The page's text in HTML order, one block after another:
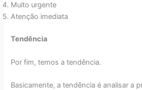
Muito urgente
Atenção imediata
Tendência
Por fim, temos a tendência.
Basicamente, a tendência é analisar a